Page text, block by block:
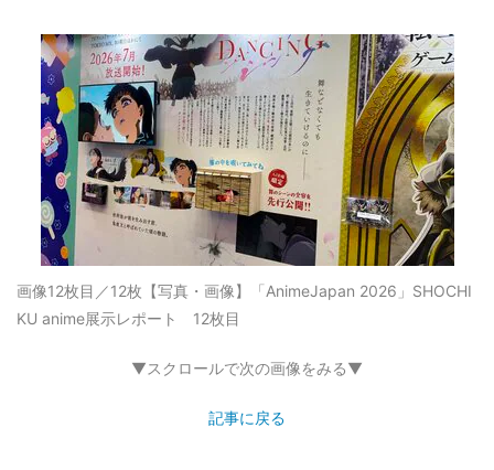
画像12枚目／12枚 【写真・画像】「AnimeJapan 2026」SHOCHI
KU anime展示レポート 12枚目
▼スクロールで次の画像をみる▼
記事に戻る